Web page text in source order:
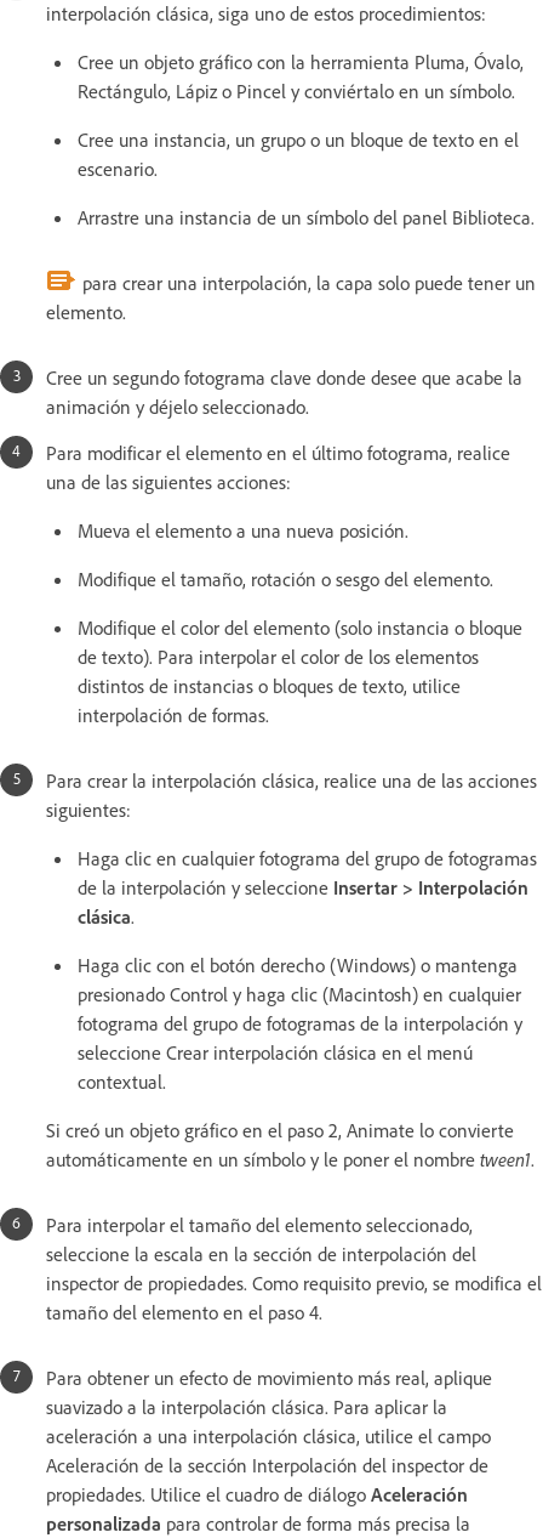
interpolación clásica, siga uno de estos procedimientos:
Cree un objeto gráfico con la herramienta Pluma, Óvalo,
Rectángulo, Lápiz o Pincel y conviértalo en un símbolo.
Cree una instancia, un grupo o un bloque de texto en el
escenario.
Arrastre una instancia de un símbolo del panel Biblioteca.
para crear una interpolación, la capa solo puede tener un
elemento.
Cree un segundo fotograma clave donde desee que acabe la
animación y déjelo seleccionado.
Para modificar el elemento en el último fotograma, realice
una de las siguientes acciones:
Mueva el elemento a una nueva posición.
Modifique el tamaño, rotación o sesgo del elemento.
Modifique el color del elemento (solo instancia o bloque
de texto). Para interpolar el color de los elementos
distintos de instancias o bloques de texto, utilice
interpolación de formas.
Para crear la interpolación clásica, realice una de las acciones
siguientes:
Haga clic en cualquier fotograma del grupo de fotogramas
de la interpolación y seleccione Insertar > Interpolación
clásica.
Haga clic con el botón derecho (Windows) o mantenga
presionado Control y haga clic (Macintosh) en cualquier
fotograma del grupo de fotogramas de la interpolación y
seleccione Crear interpolación clásica en el menú
contextual.
Si creó un objeto gráfico en el paso 2, Animate lo convierte
automáticamente en un símbolo y le poner el nombre tween1.
Para interpolar el tamaño del elemento seleccionado,
seleccione la escala en la sección de interpolación del
inspector de propiedades. Como requisito previo, se modifica el
tamaño del elemento en el paso 4.
Para obtener un efecto de movimiento más real, aplique
suavizado a la interpolación clásica. Para aplicar la
aceleración a una interpolación clásica, utilice el campo
Aceleración de la sección Interpolación del inspector de
propiedades. Utilice el cuadro de diálogo Aceleración
personalizada para controlar de forma más precisa la